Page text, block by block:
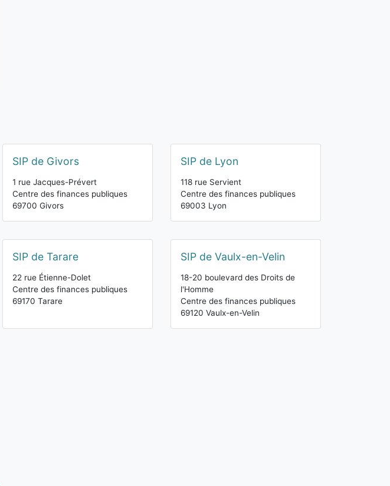
SIP de Givors
1 rue Jacques-Prévert
Centre des finances publiques
69700 Givors
SIP de Lyon
118 rue Servient
Centre des finances publiques
69003 Lyon
SIP de Tarare
22 rue Étienne-Dolet
Centre des finances publiques
69170 Tarare
SIP de Vaulx-en-Velin
18-20 boulevard des Droits de
l'Homme
Centre des finances publiques
69120 Vaulx-en-Velin